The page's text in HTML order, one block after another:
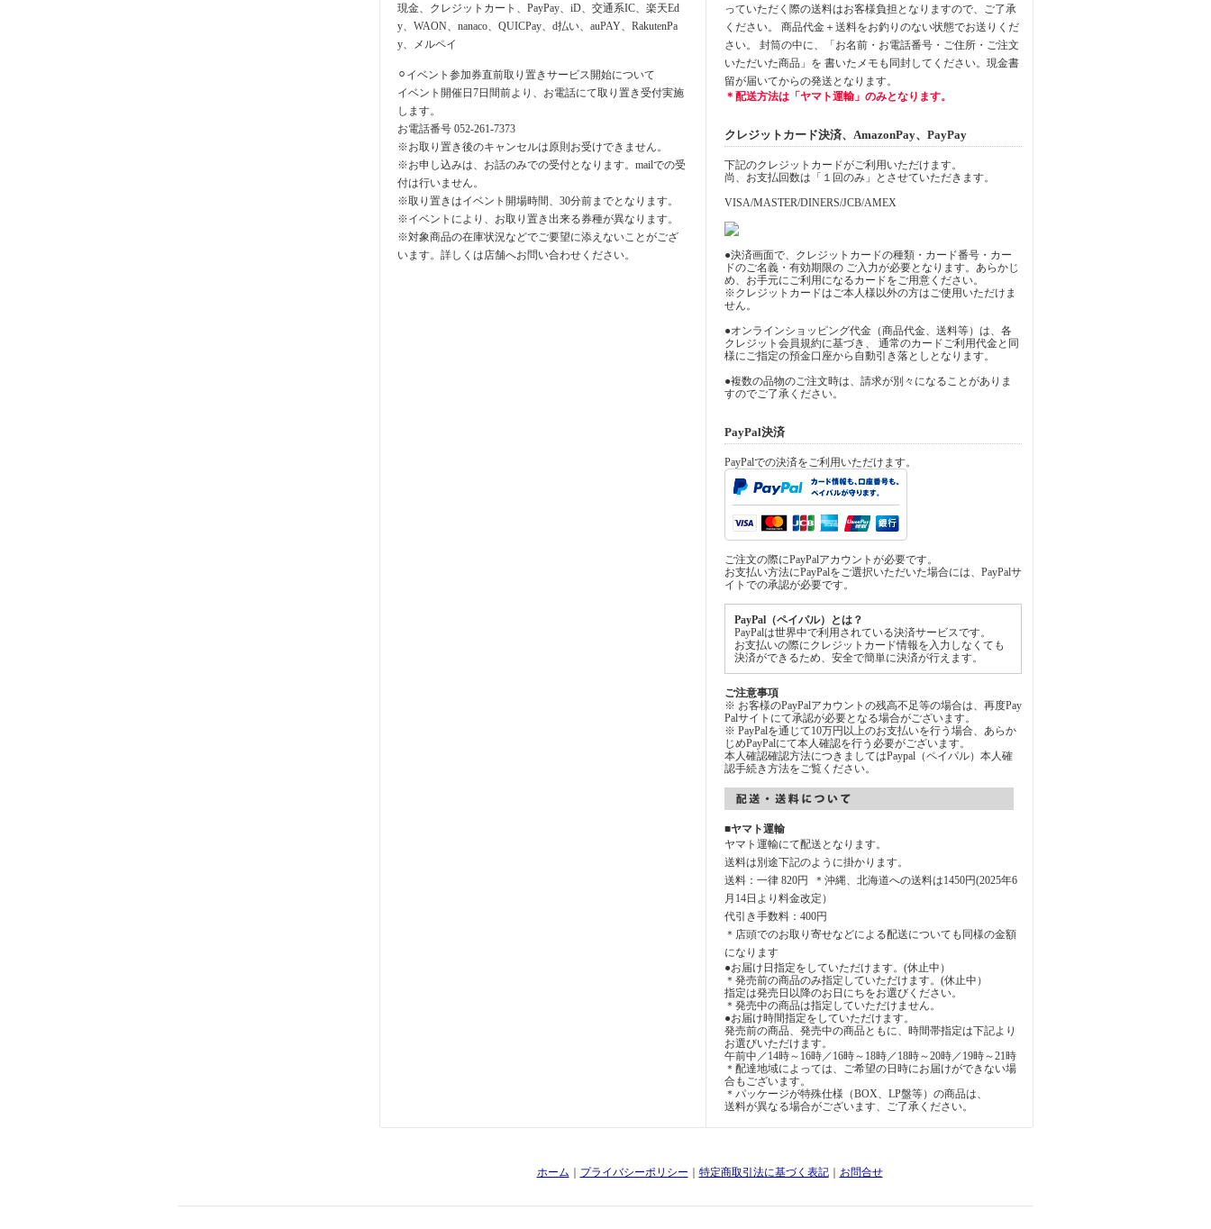
現金、クレジットカート、PayPay、iD、交通系IC、楽天Ed
y、WAON、nanaco、QUICPay、d払い、auPAY、RakutenPa
y、メルペイ
⚪︎イベント参加券直前取り置きサービス開始について
イベント開催日7日間前より、お電話にて取り置き受付実施
します。
お電話番号 052-261-7373
※お取り置き後のキャンセルは原則お受けできません。
※お申し込みは、お話のみでの受付となります。mailでの受
付は行いません。
※取り置きはイベント開場時間、30分前までとなります。
※イベントにより、お取り置き出来る券種が異なります。
※対象商品の在庫状況などでご要望に添えないことがござ
います。詳しくは店舗へお問い合わせください。
っていただく際の送料はお客様負担となりますので、ご了承
ください。 商品代金＋送料をお釣りのない状態でお送りくだ
さい。 封筒の中に、「お名前・お電話番号・ご住所・ご注文
いただいた商品」を 書いたメモも同封してください。現金書
留が届いてからの発送となります。
＊配送方法は「ヤマト運輸」のみとなります。
クレジットカード決済、AmazonPay、PayPay
下記のクレジットカードがご利用いただけます。
尚、お支払回数は「１回のみ」とさせていただきます。
VISA/MASTER/DINERS/JCB/AMEX
●決済画面で、クレジットカードの種類・カード番号・カー
ドのご名義・有効期限の ご入力が必要となります。あらかじ
め、お手元にご利用になるカードをご用意ください。
※クレジットカードはご本人様以外の方はご使用いただけま
せん。
●オンラインショッピング代金（商品代金、送料等）は、各
クレジット会員規約に基づき、 通常のカードご利用代金と同
様にご指定の預金口座から自動引き落としとなります。
●複数の品物のご注文時は、請求が別々になることがありま
すのでご了承ください。
PayPal決済
PayPalでの決済をご利用いただけます。
ご注文の際にPayPalアカウントが必要です。
お支払い方法にPayPalをご選択いただいた場合には、PayPalサ
イトでの承認が必要です。
PayPal（ペイパル）とは？
PayPalは世界中で利用されている決済サービスです。
お支払いの際にクレジットカード情報を入力しなくても
決済ができるため、安全で簡単に決済が行えます。
ご注意事項
※ お客様のPayPalアカウントの残高不足等の場合は、再度Pay
Palサイトにて承認が必要となる場合がございます。
※ PayPalを通じて10万円以上のお支払いを行う場合、あらか
じめPayPalにて本人確認を行う必要がございます。
本人確認確認方法につきましてはPaypal（ペイパル）本人確
認手続き方法をご覧ください。
■ヤマト運輸
ヤマト運輸にて配送となります。
送料は別途下記のように掛かります。
送料：一律 820円 ＊沖縄、北海道への送料は1450円(2025年6
月14日より料金改定）
代引き手数料：400円
＊店頭でのお取り寄せなどによる配送についても同様の金額
になります
●お届け日指定をしていただけます。(休止中）
＊発売前の商品のみ指定していただけます。(休止中）
指定は発売日以降のお日にちをお選びください。
＊発売中の商品は指定していただけません。
●お届け時間指定をしていただけます。
発売前の商品、発売中の商品ともに、時間帯指定は下記より
お選びいただけます。
午前中／14時～16時／16時～18時／18時～20時／19時～21時
＊配達地域によっては、ご希望の日時にお届けができない場
合もございます。
＊パッケージが特殊仕様（BOX、LP盤等）の商品は、
送料が異なる場合がございます、ご了承ください。
ホーム プライバシーポリシー 特定商取引法に基づく表記｜ お問合せ